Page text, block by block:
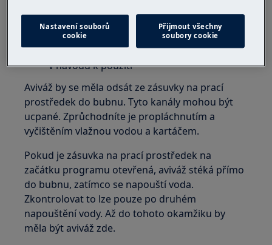
Zásuvku na prací prostředek na začátku
každého pracího programu jemně zavřete
Vyčistěte zásuvku dávkovače podle pokynů
v návodu k použití
Aviváž by se měla odsát ze zásuvky na prací
prostředek do bubnu. Tyto kanály mohou být
ucpané. Zprůchodníte je propláchnutím a
vyčištěním vlažnou vodou a kartáčem.
Pokud je zásuvka na prací prostředek na
začátku programu otevřená, aviváž stéká přímo
do bubnu, zatímco se napouští voda.
Zkontrolovat to lze pouze po druhém
napouštění vody. Až do tohoto okamžiku by
měla být aviváž zde.
Nastavení souborů
cookie
Přijmout všechny
soubory cookie